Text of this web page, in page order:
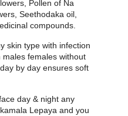
Pollen of Na
Seethodaka oil,
compounds.
skin type with infection
females without
by day ensures soft
day & night any
Lepaya and you